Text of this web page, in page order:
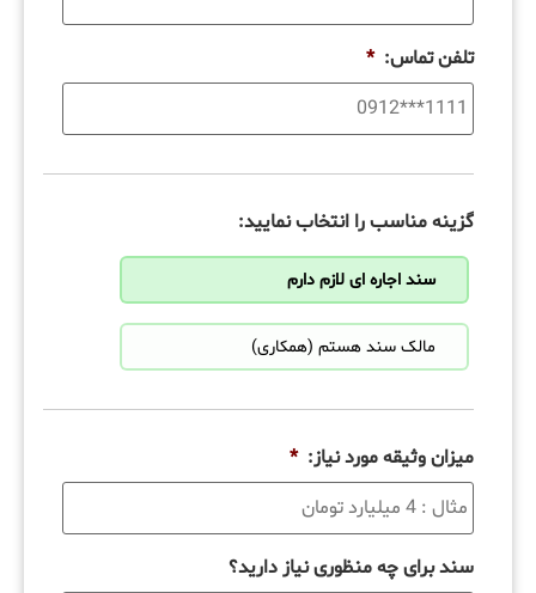
تلفن تماس: *
گزینه مناسب را انتخاب نمایید:
سند اجاره ای لازم دارم
مالک سند هستم (همکاری)
میزان وثیقه مورد نیاز: *
سند برای چه منظوری نیاز دارید؟